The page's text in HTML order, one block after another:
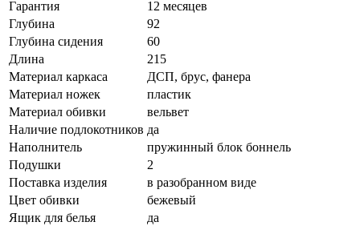
Гарантия
12 месяцев
Глубина
92
Глубина сидения
60
Длина
215
Материал каркаса
ДСП, брус, фанера
Материал ножек
пластик
Материал обивки
вельвет
Наличие подлокотников да
Наполнитель
пружинный блок боннель
Подушки
2
Поставка изделия
в разобранном виде
Цвет обивки
бежевый
Ящик для белья
да